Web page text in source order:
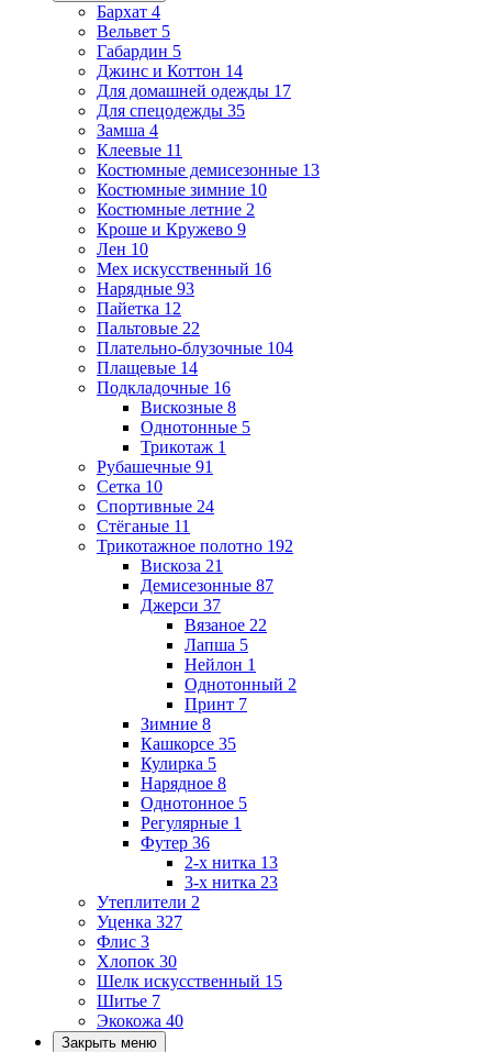
Бархат 4
Вельвет 5
Габардин 5
Джинс и Коттон 14
Для домашней одежды 17
Для спецодежды 35
Замша 4
Клеевые 11
Костюмные демисезонные 13
Костюмные зимние 10
Костюмные летние 2
Кроше и Кружево 9
Лен 10
Мех искусственный 16
Нарядные 93
Пайетка 12
Пальтовые 22
Плательно-блузочные 104
Плащевые 14
Подкладочные 16
Вискозные 8
Однотонные 5
Трикотаж 1
Рубашечные 91
Сетка 10
Спортивные 24
Стёганые 11
Трикотажное полотно 192
Вискоза 21
Демисезонные 87
Джерси 37
Вязаное 22
Лапша 5
Нейлон 1
Однотонный 2
Принт 7
Зимние 8
Кашкорсе 35
Кулирка 5
Нарядное 8
Однотонное 5
Регулярные 1
Футер 36
2-х нитка 13
3-х нитка 23
Утеплители 2
Уценка 327
Флис 3
Хлопок 30
Шелк искусственный 15
Шитье 7
Экокожа 40
Закрыть меню